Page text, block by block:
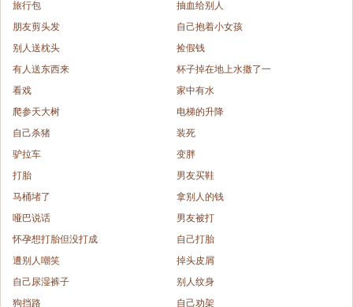
旅行包
抽血给别人
朋友剪头发
自己抱着小女孩
别人送枕头
捡假钱
有人送东西来
杯子掉在地上水撒了一
看戏
家中有水
爬参天大树
电梯的升降
自己杀猪
装死
驴拉车
变胖
打胎
男友买鞋
马桶堵了
拿别人的钱
哑巴说话
男友被打
怀孕想打胎但没打成
自己打胎
遭别人嘲笑
掉头皮屑
自己尿湿裤子
别人纹身
狗挡路
自己劝架